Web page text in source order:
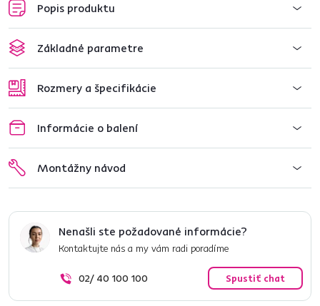
Popis produktu
Základné parametre
Rozmery a špecifikácie
Informácie o balení
Montážny návod
Nenašli ste požadované informácie?
Kontaktujte nás a my vám radi poradíme
02/ 40 100 100 Spustiť chat